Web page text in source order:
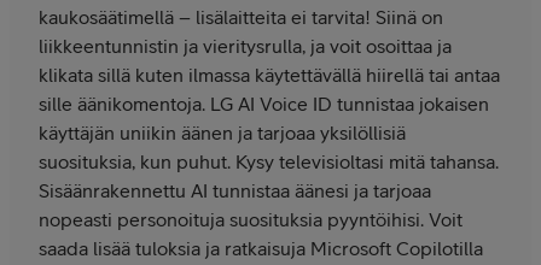
kaukosäätimellä – lisälaitteita ei tarvita! Siinä on
liikkeentunnistin ja vieritysrulla, ja voit osoittaa ja
klikata sillä kuten ilmassa käytettävällä hiirellä tai antaa
sille äänikomentoja. LG AI Voice ID tunnistaa jokaisen
käyttäjän uniikin äänen ja tarjoaa yksilöllisiä
suosituksia, kun puhut. Kysy televisioltasi mitä tahansa.
Sisäänrakennettu AI tunnistaa äänesi ja tarjoaa
nopeasti personoituja suosituksia pyyntöihisi. Voit
saada lisää tuloksia ja ratkaisuja Microsoft Copilotilla